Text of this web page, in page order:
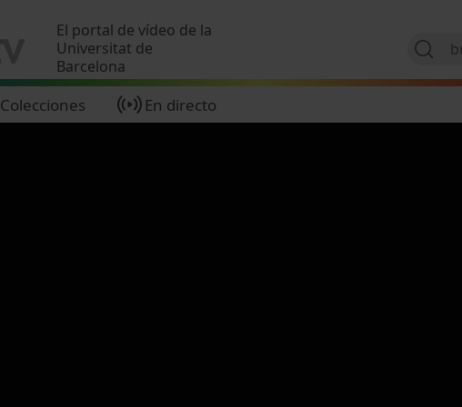
El portal de vídeo de la
Universitat de
Barcelona
Colecciones En directo